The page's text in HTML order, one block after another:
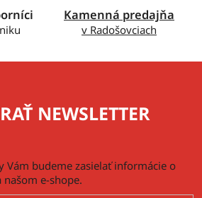
i
Kamenná predajňa
v Radošovciach
NEWSLETTER
Vám budeme zasielať informácie o
e-shope.